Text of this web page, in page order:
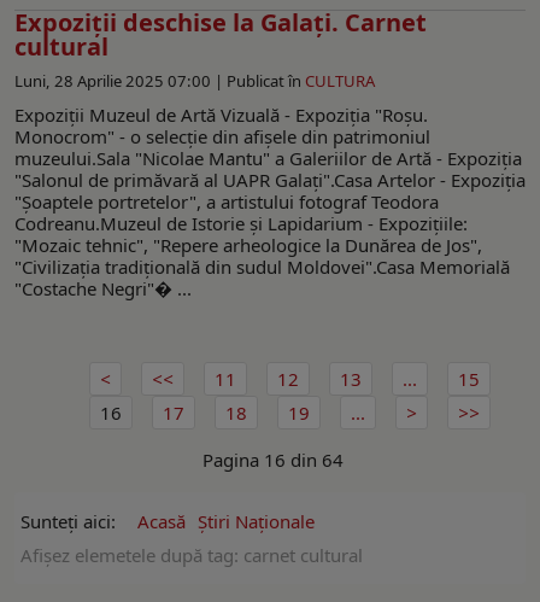
Expoziţii deschise la Galaţi. Carnet
cultural
Luni, 28 Aprilie 2025 07:00 | Publicat în CULTURA
Expoziții Muzeul de Artă Vizuală - Expoziţia "Roşu.
Monocrom" - o selecţie din afişele din patrimoniul
muzeului.Sala "Nicolae Mantu" a Galeriilor de Artă - Expoziţia
"Salonul de primăvară al UAPR Galaţi".Casa Artelor - Expoziţia
"Şoaptele portretelor", a artistului fotograf Teodora
Codreanu.Muzeul de Istorie şi Lapidarium - Expoziţiile:
"Mozaic tehnic", "Repere arheologice la Dunărea de Jos",
"Civilizația tradițională din sudul Moldovei".Casa Memorială
"Costache Negri"� ...
11 12 13 ...
15
16
17 18 19
...
Pagina 16 din 64
Sunteți aici: Acasă Ştiri Naţionale
Afişez elemetele după tag: carnet cultural